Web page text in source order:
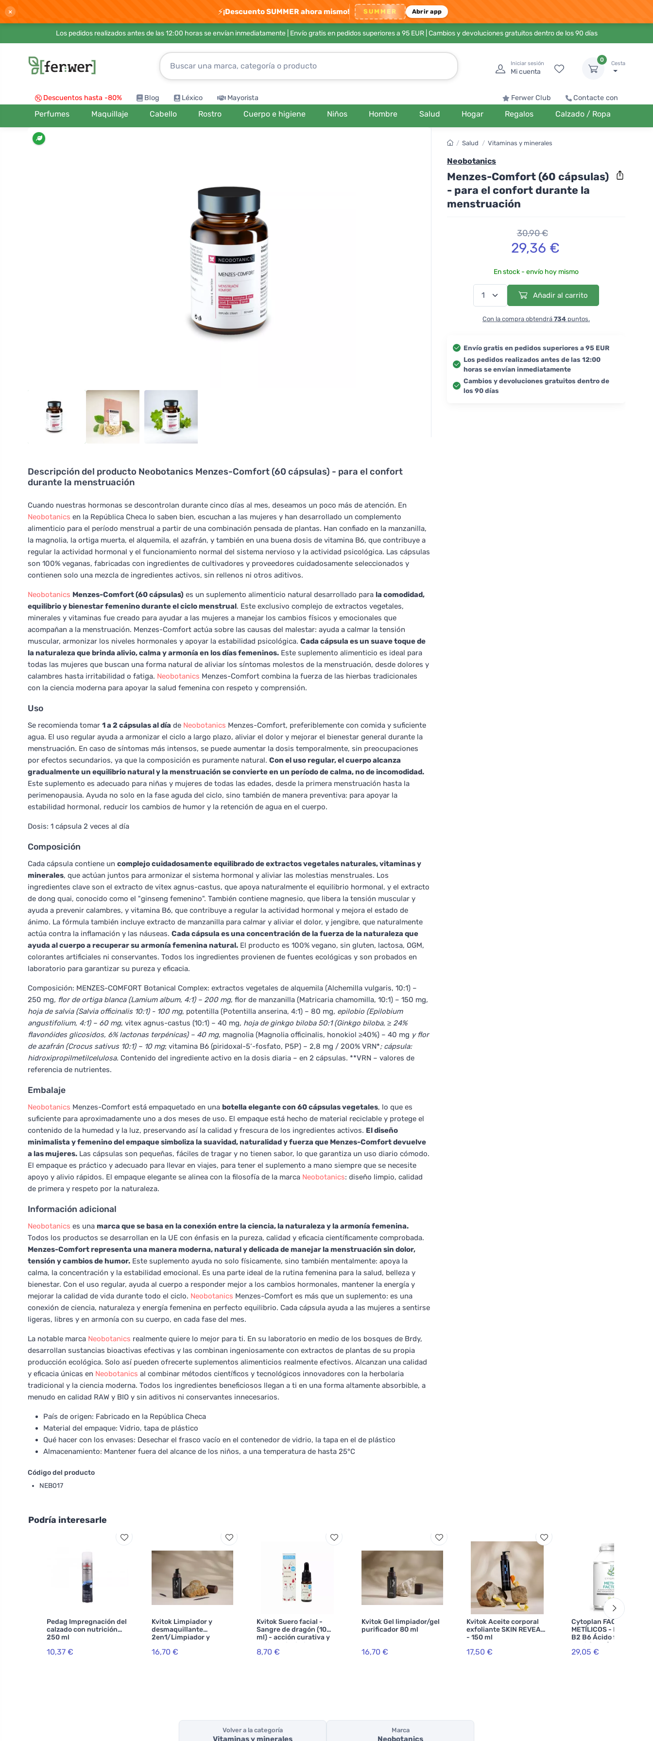
× ⚡¡Descuento SUMMER ahora mismo! SUMMER Abrir app
Los pedidos realizados antes de las 12:00 horas se envían inmediatamente | Envío gratis en pedidos superiores a 95 EUR| Cambios y devoluciones gratuitos dentro de los 90 días
Iniciar sesión
Mi cuenta
0
Cesta
Descuentos hasta -80% Blog Léxico Mayorista Ferwer Club Contacte con
Perfumes Maquillaje Cabello Rostro Cuerpo e higiene Niños Hombre Salud Hogar Regalos Calzado / Ropa
Descripción del producto Neobotanics Menzes-Comfort (60 cápsulas) - para el confort
durante la menstruación
Cuando nuestras hormonas se descontrolan durante cinco días al mes, deseamos un poco más de atención. En
Neobotanics en la República Checa lo saben bien, escuchan a las mujeres y han desarrollado un complemento
alimenticio para el período menstrual a partir de una combinación pensada de plantas. Han confiado en la manzanilla,
la magnolia, la ortiga muerta, el alquemila, el azafrán, y también en una buena dosis de vitamina B6, que contribuye a
regular la actividad hormonal y el funcionamiento normal del sistema nervioso y la actividad psicológica. Las cápsulas
son 100% veganas, fabricadas con ingredientes de cultivadores y proveedores cuidadosamente seleccionados y
contienen solo una mezcla de ingredientes activos, sin rellenos ni otros aditivos.
Neobotanics Menzes-Comfort (60 cápsulas) es un suplemento alimenticio natural desarrollado para la comodidad,
equilibrio y bienestar femenino durante el ciclo menstrual. Este exclusivo complejo de extractos vegetales,
minerales y vitaminas fue creado para ayudar a las mujeres a manejar los cambios físicos y emocionales que
acompañan a la menstruación. Menzes-Comfort actúa sobre las causas del malestar: ayuda a calmar la tensión
muscular, armonizar los niveles hormonales y apoyar la estabilidad psicológica. Cada cápsula es un suave toque de
la naturaleza que brinda alivio, calma y armonía en los días femeninos. Este suplemento alimenticio es ideal para
todas las mujeres que buscan una forma natural de aliviar los síntomas molestos de la menstruación, desde dolores y
calambres hasta irritabilidad o fatiga. Neobotanics Menzes-Comfort combina la fuerza de las hierbas tradicionales
con la ciencia moderna para apoyar la salud femenina con respeto y comprensión.
Uso
Se recomienda tomar 1 a 2 cápsulas al día de Neobotanics Menzes-Comfort, preferiblemente con comida y suficiente
agua. El uso regular ayuda a armonizar el ciclo a largo plazo, aliviar el dolor y mejorar el bienestar general durante la
menstruación. En caso de síntomas más intensos, se puede aumentar la dosis temporalmente, sin preocupaciones
por efectos secundarios, ya que la composición es puramente natural. Con el uso regular, el cuerpo alcanza
gradualmente un equilibrio natural y la menstruación se convierte en un período de calma, no de incomodidad.
Este suplemento es adecuado para niñas y mujeres de todas las edades, desde la primera menstruación hasta la
perimenopausia. Ayuda no solo en la fase aguda del ciclo, sino también de manera preventiva: para apoyar la
estabilidad hormonal, reducir los cambios de humor y la retención de agua en el cuerpo.
Dosis: 1 cápsula 2 veces al día
Composición
Cada cápsula contiene un complejo cuidadosamente equilibrado de extractos vegetales naturales, vitaminas y
minerales, que actúan juntos para armonizar el sistema hormonal y aliviar las molestias menstruales. Los
ingredientes clave son el extracto de vitex agnus-castus, que apoya naturalmente el equilibrio hormonal, y el extracto
de dong quai, conocido como el "ginseng femenino". También contiene magnesio, que libera la tensión muscular y
ayuda a prevenir calambres, y vitamina B6, que contribuye a regular la actividad hormonal y mejora el estado de
ánimo. La fórmula también incluye extracto de manzanilla para calmar y aliviar el dolor, y jengibre, que naturalmente
actúa contra la inflamación y las náuseas. Cada cápsula es una concentración de la fuerza de la naturaleza que
ayuda al cuerpo a recuperar su armonía femenina natural. El producto es 100% vegano, sin gluten, lactosa, OGM,
colorantes artificiales ni conservantes. Todos los ingredientes provienen de fuentes ecológicas y son probados en
laboratorio para garantizar su pureza y eficacia.
Composición: MENZES-COMFORT Botanical Complex: extractos vegetales de alquemila (Alchemilla vulgaris, 10:1) –
250 mg, flor de ortiga blanca (Lamium album, 4:1) – 200 mg, flor de manzanilla (Matricaria chamomilla, 10:1) – 150 mg,
hoja de salvia (Salvia officinalis 10:1) - 100 mg, potentilla (Potentilla anserina, 4:1) – 80 mg, epilobio (Epilobium
angustifolium, 4:1) – 60 mg, vitex agnus-castus (10:1) – 40 mg, hoja de ginkgo biloba 50:1 (Ginkgo biloba, ≥ 24%
flavonóides glicosidos, 6% lactonas terpénicas) – 40 mg, magnolia (Magnolia officinalis, honokiol ≥40%) – 40 mg y flor
de azafrán (Crocus sativus 10:1) – 10 mg; vitamina B6 (piridoxal-5‘-fosfato, P5P) – 2,8 mg / 200% VRN*; cápsula:
hidroxipropilmetilcelulosa. Contenido del ingrediente activo en la dosis diaria – en 2 cápsulas. **VRN – valores de
referencia de nutrientes.
Embalaje
Neobotanics Menzes-Comfort está empaquetado en una botella elegante con 60 cápsulas vegetales, lo que es
suficiente para aproximadamente uno a dos meses de uso. El empaque está hecho de material reciclable y protege el
contenido de la humedad y la luz, preservando así la calidad y frescura de los ingredientes activos. El diseño
minimalista y femenino del empaque simboliza la suavidad, naturalidad y fuerza que Menzes-Comfort devuelve
a las mujeres. Las cápsulas son pequeñas, fáciles de tragar y no tienen sabor, lo que garantiza un uso diario cómodo.
El empaque es práctico y adecuado para llevar en viajes, para tener el suplemento a mano siempre que se necesite
apoyo y alivio rápidos. El empaque elegante se alinea con la filosofía de la marca Neobotanics: diseño limpio, calidad
de primera y respeto por la naturaleza.
Información adicional
Neobotanics es una marca que se basa en la conexión entre la ciencia, la naturaleza y la armonía femenina.
Todos los productos se desarrollan en la UE con énfasis en la pureza, calidad y eficacia científicamente comprobada.
Menzes-Comfort representa una manera moderna, natural y delicada de manejar la menstruación sin dolor,
tensión y cambios de humor. Este suplemento ayuda no solo físicamente, sino también mentalmente: apoya la
calma, la concentración y la estabilidad emocional. Es una parte ideal de la rutina femenina para la salud, belleza y
bienestar. Con el uso regular, ayuda al cuerpo a responder mejor a los cambios hormonales, mantener la energía y
mejorar la calidad de vida durante todo el ciclo. Neobotanics Menzes-Comfort es más que un suplemento: es una
conexión de ciencia, naturaleza y energía femenina en perfecto equilibrio. Cada cápsula ayuda a las mujeres a sentirse
ligeras, libres y en armonía con su cuerpo, en cada fase del mes.
La notable marca Neobotanics realmente quiere lo mejor para ti. En su laboratorio en medio de los bosques de Brdy,
desarrollan sustancias bioactivas efectivas y las combinan ingeniosamente con extractos de plantas de su propia
producción ecológica. Solo así pueden ofrecerte suplementos alimenticios realmente efectivos. Alcanzan una calidad
y eficacia únicas en Neobotanics al combinar métodos científicos y tecnológicos innovadores con la herbolaria
tradicional y la ciencia moderna. Todos los ingredientes beneficiosos llegan a ti en una forma altamente absorbible, a
menudo en calidad RAW y BIO y sin aditivos ni conservantes innecesarios.
País de origen: Fabricado en la República Checa
Material del empaque: Vidrio, tapa de plástico
Qué hacer con los envases: Desechar el frasco vacío en el contenedor de vidrio, la tapa en el de plástico
Almacenamiento: Mantener fuera del alcance de los niños, a una temperatura de hasta 25°C
Código del producto
NEB017
/ Salud / Vitaminas y minerales
Neobotanics
Menzes-Comfort (60 cápsulas)
- para el confort durante la
menstruación
30,90 €
29,36 €
En stock - envío hoy mismo
Añadir al carrito
Con la compra obtendrá 734 puntos.
Envío gratis en pedidos superiores a 95 EUR
Los pedidos realizados antes de las 12:00
horas se envían inmediatamente
Cambios y devoluciones gratuitos dentro de
los 90 días
Podría interesarle
Pedag Impregnación del
calzado con nutrición
250 ml
10,37 €
Kvitok Limpiador y
desmaquillante
2en1/Limpiador y
desmaquillante 80 ml
16,70 €
Kvitok Suero facial -
Sangre de dragón (10
ml) - acción curativa y
antienvejecimiento
8,70 €
Kvitok Gel limpiador/gel
purificador 80 ml
16,70 €
Kvitok Aceite corporal
exfoliante SKIN REVEAL
- 150 ml
17,50 €
Cytoplan FACTORES
METÍLICOS - B1 Betaína
B2 B6 Ácido fólico (L-
metilfolato) Vitamina
B12 y Zinc, 60 cápsulas
29,05 €
Volver a la categoría
Vitaminas y minerales
Marca
Neobotanics